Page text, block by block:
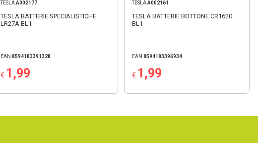
TESLAA002177
TESLA BATTERIE SPECIALISTICHE
LR27A BL1
EAN8594183391328
€ 1,99
TESLAA002161
TESLA BATTERIE BOTTONE CR1620
BL1
EAN8594183396934
€ 1,99